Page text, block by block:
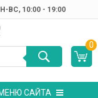
ВC, 10:00 - 19:00
0
САЙТА